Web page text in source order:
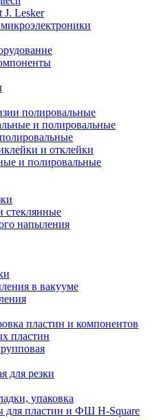
J. Lesker
полировальные
и полировальные
и отклейки
и полировальные
стеклянные
напыления
в вакууме
пластин и компонентов
пластин
для резки
упаковка
для пластин и ФШ H-Square